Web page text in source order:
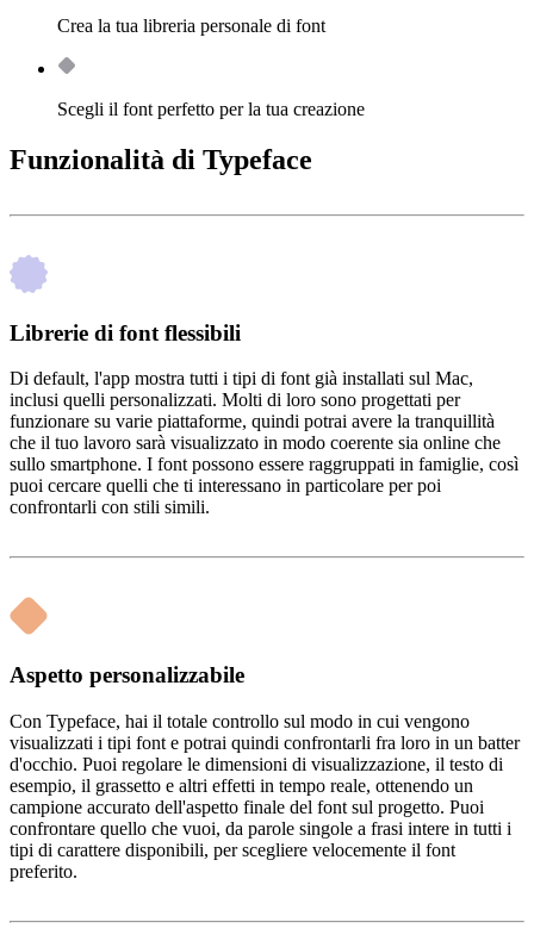
Crea la tua libreria personale di font
Scegli il font perfetto per la tua creazione
Funzionalità di Typeface
Librerie di font flessibili
Di default, l'app mostra tutti i tipi di font già installati sul Mac,
inclusi quelli personalizzati. Molti di loro sono progettati per
funzionare su varie piattaforme, quindi potrai avere la tranquillità
che il tuo lavoro sarà visualizzato in modo coerente sia online che
sullo smartphone. I font possono essere raggruppati in famiglie, così
puoi cercare quelli che ti interessano in particolare per poi
confrontarli con stili simili.
Aspetto personalizzabile
Con Typeface, hai il totale controllo sul modo in cui vengono
visualizzati i tipi font e potrai quindi confrontarli fra loro in un batter
d'occhio. Puoi regolare le dimensioni di visualizzazione, il testo di
esempio, il grassetto e altri effetti in tempo reale, ottenendo un
campione accurato dell'aspetto finale del font sul progetto. Puoi
confrontare quello che vuoi, da parole singole a frasi intere in tutti i
tipi di carattere disponibili, per scegliere velocemente il font
preferito.